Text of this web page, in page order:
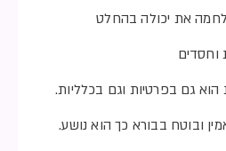
את יכולה בהחלט
וחסדים
גם בפרטיות וגם בכלליות.
ובוטח בבורא כך הוא נושע.